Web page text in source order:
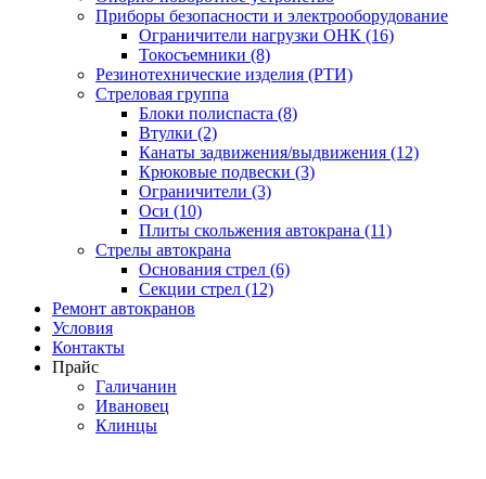
Приборы безопасности и электрооборудование
Ограничители нагрузки ОНК (16)
Токосъемники (8)
Резинотехнические изделия (РТИ)
Стреловая группа
Блоки полиспаста (8)
Втулки (2)
Канаты задвижения/выдвижения (12)
Крюковые подвески (3)
Ограничители (3)
Оси (10)
Плиты скольжения автокрана (11)
Стрелы автокрана
Основания стрел (6)
Секции стрел (12)
Ремонт автокранов
Условия
Контакты
Прайс
Галичанин
Ивановец
Клинцы